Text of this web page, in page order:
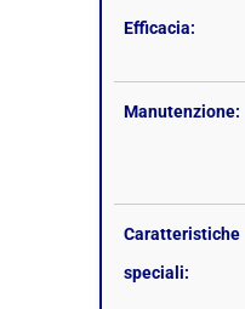
Efficacia:
Manutenzione:
Caratteristiche
speciali: